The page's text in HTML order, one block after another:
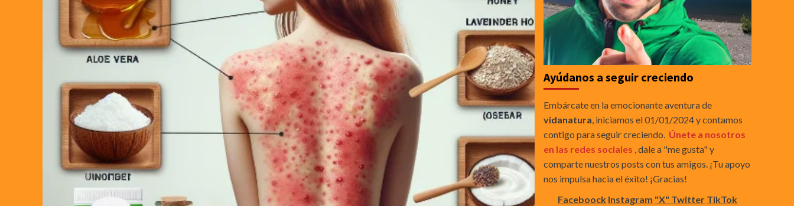
Ayúdanos a seguir creciendo
Embárcate en la emocionante aventura de
vidanatura, iniciamos el 01/01/2024 y contamos
contigo para seguir creciendo. Únete a nosotros
en las redes sociales , dale a "me gusta" y
comparte nuestros posts con tus amigos. ¡Tu apoyo
nos impulsa hacia el éxito! ¡Gracias!
Faceboock Instagram "X" Twitter TikTok